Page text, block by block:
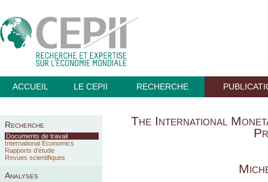
ACCUEIL LE CEPII RECHERCHE
Recherche
Documents de travail
International Economics
Rapports d’étude
Revues scientifiques
Analyses
The International